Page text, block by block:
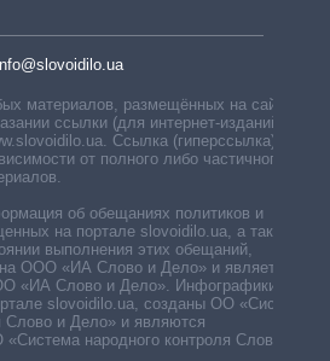
материалов, размещённых на сайте,
ссылки (для интернет-изданий —
Ссылка (гиперссылка)
от полного либо частичного
об обещаниях политиков и
на портале slovoidilo.ua, а также
выполнения этих обещаний,
ООО «ИА Слово и Дело» и является
«ИА Слово и Дело». Инфографики,
slovoidilo.ua, созданы ОО «Система
Слово и Дело» и являются
народного контроля Слово и